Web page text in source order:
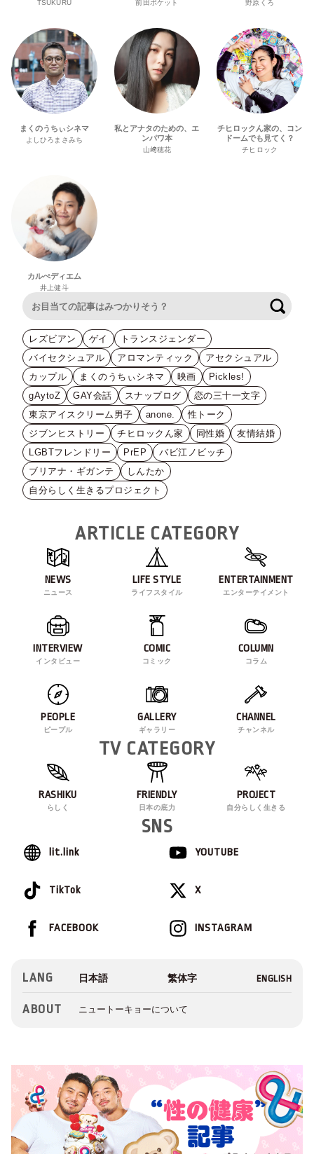
TSUKURU 前田ポケット 野原くろ
まくのうちぃシネマ
よしひろまさみち
私とアナタのための、エ
ンパワ本
山﨑穂花
チヒロックん家の、コン
ドームでも見てく？
チヒロック
カルぺディエム
井上健斗
レズビアン ゲイ
トランスジェンダー
バイセクシュアル
アロマンティック
アセクシュアル
カップル
まくのうちぃシネマ 映画
Pickles!
gAytoZ
GAY会話 スナップログ
恋の三十一文字
東京アイスクリーム男子
anone.
性トーク
ジブンヒストリー
チヒロックん家 同性婚
友情結婚
LGBTフレンドリー
PrEP
バビ江ノビッチ
ブリアナ・ギガンテ
しんたか
自分らしく生きるプロジェクト
ARTICLE CATEGORY
NEWS
ニュース
LIFE STYLE
ライフスタイル
ENTERTAINMENT
エンターテイメント
INTERVIEW
インタビュー
COMIC
コミック
COLUMN
コラム
PEOPLE
ピープル
GALLERY
ギャラリー
CHANNEL
チャンネル
TV CATEGORY
RASHIKU
らしく
FRIENDLY
日本の底力
PROJECT
自分らしく生きる
SNS
lit.link YOUTUBE
TikTok X
INSTAGRAM
FACEBOOK
LANG
ABOUT ニュートーキョーについて